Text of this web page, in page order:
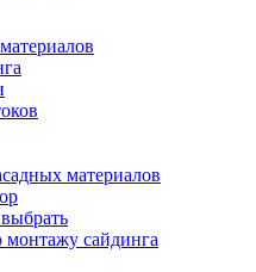
материалов
сайдинга